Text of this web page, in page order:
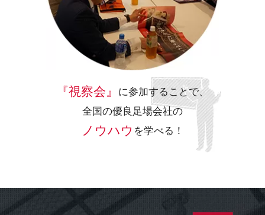
『視察会』
に参加することで、
全国の優良足場会社の
ノウハウ を学べる！